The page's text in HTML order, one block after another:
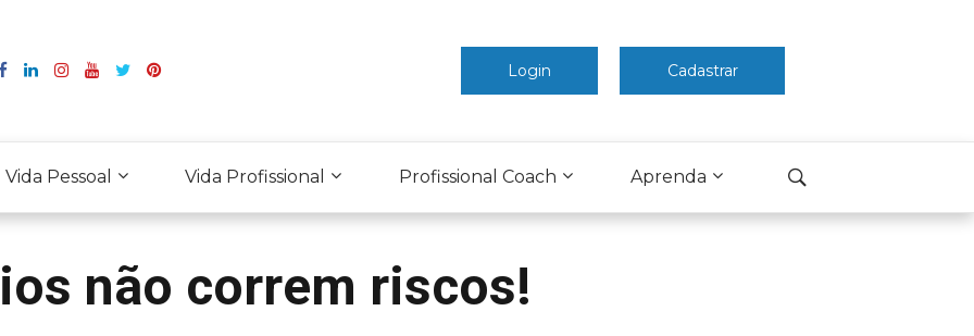
Login Cadastrar
Vida Pessoal Vida Profissional Profissional Coach Aprenda
não correm riscos!